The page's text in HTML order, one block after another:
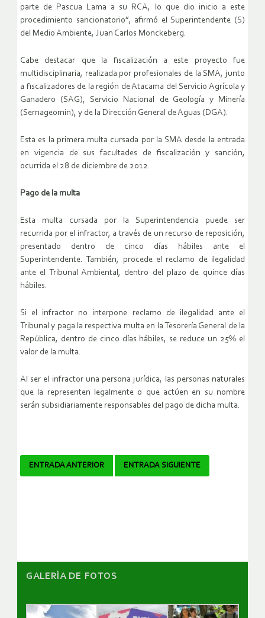
parte de Pascua Lama a su RCA, lo que dio inicio a este
procedimiento sancionatorio”, afirmó el Superintendente (S)
del Medio Ambiente, Juan Carlos Monckeberg.
Cabe destacar que la fiscalización a este proyecto fue
multidisciplinaria, realizada por profesionales de la SMA, junto
a fiscalizadores de la región de Atacama del Servicio Agrícola y
Ganadero (SAG), Servicio Nacional de Geología y Minería
(Sernageomin), y de la Dirección General de Aguas (DGA).
Esta es la primera multa cursada por la SMA desde la entrada
en vigencia de sus facultades de fiscalización y sanción,
ocurrida el 28 de diciembre de 2012.
Pago de la multa
Esta multa cursada por la Superintendencia puede ser
recurrida por el infractor, a través de un recurso de reposición,
presentado dentro de cinco días hábiles ante el
Superintendente. También, procede el reclamo de ilegalidad
ante el Tribunal Ambiental, dentro del plazo de quince días
hábiles.
Si el infractor no interpone reclamo de ilegalidad ante el
Tribunal y paga la respectiva multa en la Tesorería General de la
República, dentro de cinco días hábiles, se reduce un 25% el
valor de la multa.
Al ser el infractor una persona jurídica, las personas naturales
que la representen legalmente o que actúen en su nombre
serán subsidiariamente responsables del pago de dicha multa.
Navegador
ENTRADA ANTERIOR ENTRADA SIGUIENTE
GALERÌA DE FOTOS